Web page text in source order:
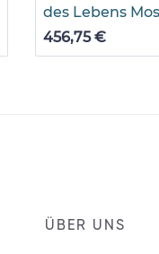
des Lebens
456,75 €
ÜBER UNS